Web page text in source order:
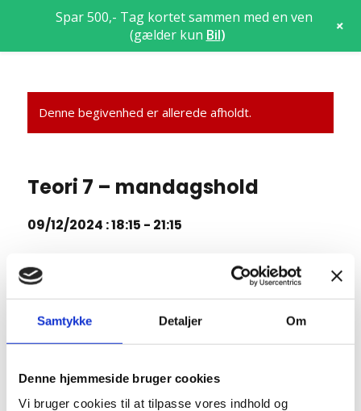
Samtykke Detaljer Om
Denne hjemmeside bruger cookies
Vi bruger cookies til at tilpasse vores indhold og
Denne begivenhed er allerede afholdt.
Teori 7 – mandagshold
09/12/2024 : 18:15 - 21:15
Teori 7 lektion 34, 35, og 36 (3 x 45 = 135 min)
7.9 Overhaling (rep)
7.16 Kørsel på Motorvej (og motortrafikvej)
EVALUERENDE TEORIPRØVE
Spar 500,- Tag kortet sammen med en ven
(gælder kun Bil) +